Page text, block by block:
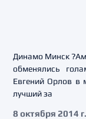
Динамо Минск
обменялись
Евгений Орлов в
лучший за
8 октября 2014 г.